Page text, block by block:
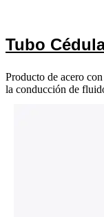
Tubo
Producto de acero
la conducción de